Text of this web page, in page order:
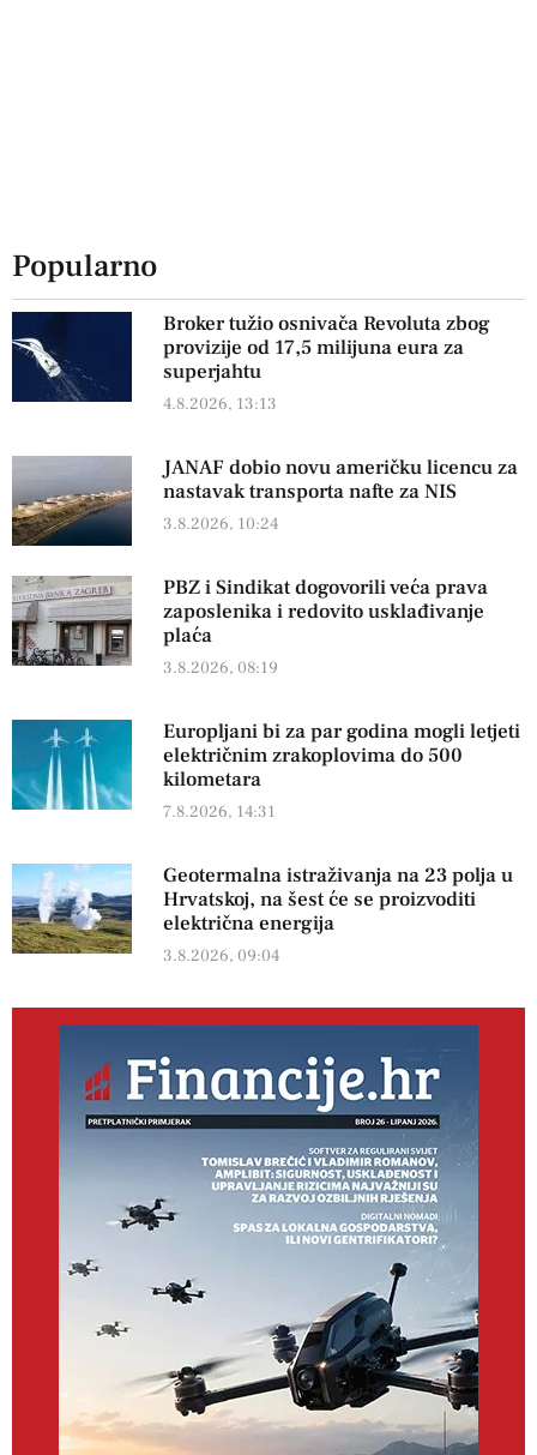
Popularno
Broker tužio osnivača Revoluta zbog
provizije od 17,5 milijuna eura za
superjahtu
4.8.2026, 13:13
JANAF dobio novu američku licencu za
nastavak transporta nafte za NIS
3.8.2026, 10:24
PBZ i Sindikat dogovorili veća prava
zaposlenika i redovito usklađivanje
plaća
3.8.2026, 08:19
Europljani bi za par godina mogli letjeti
električnim zrakoplovima do 500
kilometara
7.8.2026, 14:31
Geotermalna istraživanja na 23 polja u
Hrvatskoj, na šest će se proizvoditi
električna energija
3.8.2026, 09:04